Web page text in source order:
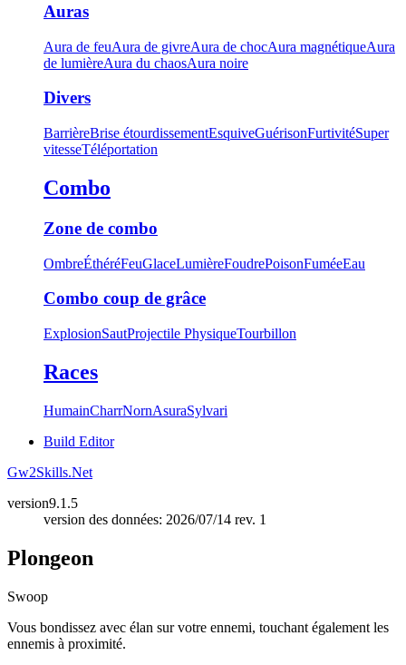
Auras
Aura de feuAura de givreAura de chocAura magnétiqueAura
de lumièreAura du chaosAura noire
Divers
BarrièreBrise étourdissementEsquiveGuérisonFurtivitéSuper
vitesseTéléportation
Combo
Zone de combo
OmbreÉthéréFeuGlaceLumièreFoudrePoisonFuméeEau
Combo coup de grâce
ExplosionSautProjectile PhysiqueTourbillon
Races
HumainCharrNornAsuraSylvari
Build Editor
Gw2Skills.Net
version9.1.5
version des données: 2026/07/14 rev. 1
Plongeon
Swoop
Vous bondissez avec élan sur votre ennemi, touchant également les
ennemis à proximité.